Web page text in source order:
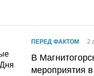
ПЕРЕД ФАКТОМ 2
В
мероприятия